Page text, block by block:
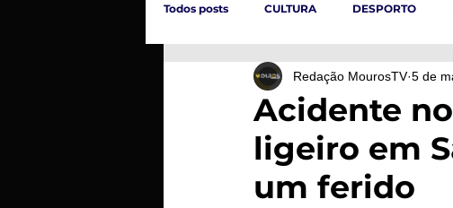
Todos posts CULTURA DESPORTO
ÚLTIMAS HORAS SOCIEDADE
EVENTOS COVID-19
Acidente
ligeiro em
um ferido
Redação MourosTV 5 de